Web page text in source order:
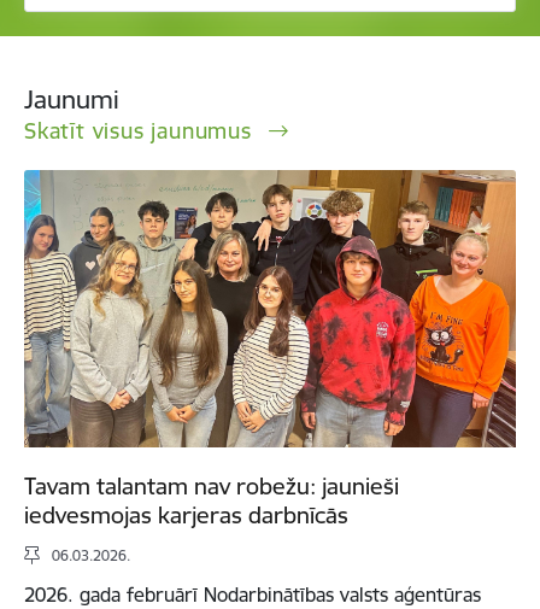
Jaunumi
Skatīt visus jaunumus
Tavam talantam nav robežu: jaunieši
iedvesmojas karjeras darbnīcās
06.03.2026.
2026. gada februārī Nodarbinātības valsts aģentūras